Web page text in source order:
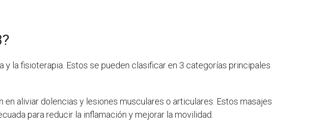
la fisioterapia. Estos se pueden clasificar en 3 categorías principales
aliviar dolencias y lesiones musculares o articulares. Estos masajes
para reducir la inflamación y mejorar la movilidad.